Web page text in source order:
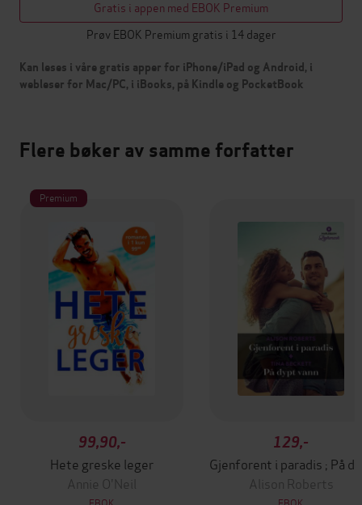
Gratis i appen med EBOK Premium
Prøv EBOK Premium gratis i 14 dager
Kan leses i våre gratis apper for iPhone/iPad og Android, i
webleser for Mac/PC, i iBooks, på Kindle og PocketBook
Flere bøker av samme forfatter
Premium
99,90,-
Hete greske leger
Annie O'Neil
EBOK
129,-
Alison Roberts
EBOK